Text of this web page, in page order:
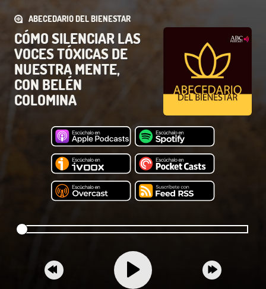
ABECEDARIO DEL BIENESTAR
CÓMO SILENCIAR LAS
VOCES TÓXICAS DE
NUESTRA MENTE,
CON BELÉN
COLOMINA